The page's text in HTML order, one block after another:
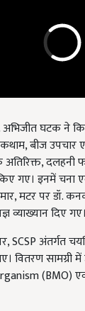
अभिजीत घटक ने
बीज उपचार
दलहनी
गए। इनमें चना
मटर पर डॉ.
व्याख्यान दिए गए।
SCSP अंतर्गत
वितरण सामग्री
(BMO)